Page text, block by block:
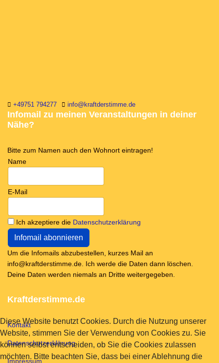
+49751 794277 info@kraftderstimme.de
Infomail zu meinen Veranstaltungen in deiner
Nähe?
Bitte zum Namen auch den Wohnort eintragen!
Name
E-Mail
Ich akzeptiere die Datenschutzerklärung
Um die Infomails abzubestellen, kurzes Mail an
info@kraftderstimme.de. Ich werde die Daten dann löschen.
Deine Daten werden niemals an Dritte weitergegeben.
Kraftderstimme.de
Kontakt
Datenschutzerklärung
Impressum
Diese Website benutzt Cookies. Durch die Nutzung unserer
Website, stimmen Sie der Verwendung von Cookies zu. Sie
können selbst entscheiden, ob Sie die Cookies zulassen
möchten. Bitte beachten Sie, dass bei einer Ablehnung die